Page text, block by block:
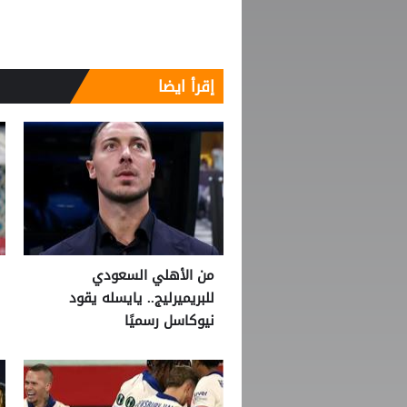
إقرأ ايضا
من الأهلي السعودي
للبريميرليج.. يايسله يقود
نيوكاسل رسميًا